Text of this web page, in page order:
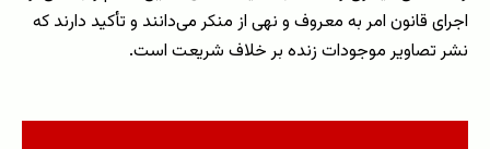
اجرای قانون امر به ‌معروف و نهی از منکر می‌دانند و تأکید دارند که
نشر تصاویر موجودات زنده بر خلاف شریعت است.